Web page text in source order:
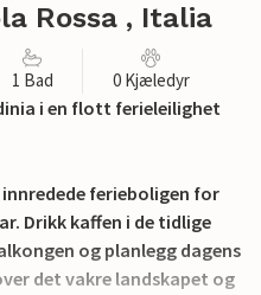
Rossa , Italia
1 Bad 0 Kjæledyr
i en flott ferieleilighet
ferieboligen for
Drikk kaffen i de tidlige
og planlegg dagens
det vakre landskapet og